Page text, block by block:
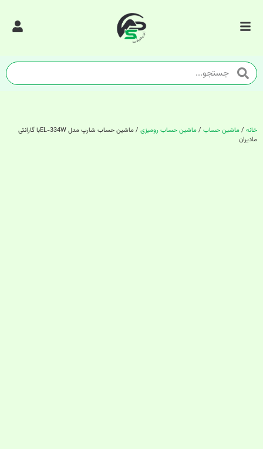
خانه /ماشین حساب /ماشین حساب رومیزی
/ ماشین حساب شارپ مدل EL-334Wبا گارانتی
مادیران